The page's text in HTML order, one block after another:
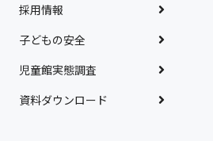
採用情報
子どもの安全
児童館実態調査
資料ダウンロード